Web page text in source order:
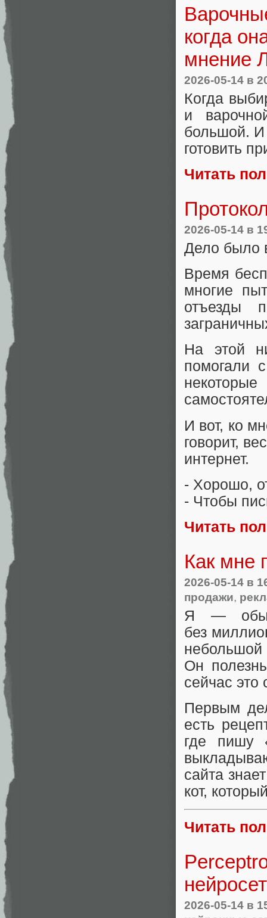
когда
мнение
2026-05-14 в
Когда
и
большой. И
готовить
Читать
2026-05-14 в
Дело было
Время
многие
отъезды
На этой
помогали
И вот, ко
говорит,
интернет.
- Хорошо,
- Чтобы
Читать
Как мне
2026-05-14 в
продажи,
Я —
без
небольшой
Он
сейчас это
Первым
есть
где пишу
сайта
кот,
Читать
2026-05-14 в